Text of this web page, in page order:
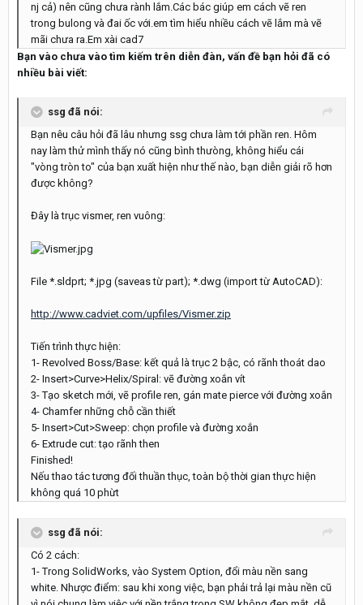
nj cả) nên cũng chưa rành lắm.Các bác giúp em cách vẽ ren
trong bulong và đai ốc với.em tìm hiểu nhiều cách vẽ lắm mà vẽ
mãi chưa ra.Em xài cad7
Bạn vào chưa vào tìm kiếm trên diễn đàn, vấn đề bạn hỏi đã có
nhiều bài viết:
ssg đã nói:
Bạn nêu câu hỏi đã lâu nhưng ssg chưa làm tới phần ren. Hôm
nay làm thử mình thấy nó cũng bình thưòng, không hiểu cái
"vòng tròn to" của bạn xuất hiện như thế nào, bạn diễn giải rõ hơn
được không?
Đây là trục vismer, ren vuông:
File *.sldprt; *.jpg (saveas từ part); *.dwg (import từ AutoCAD):
http://www.cadviet.com/upfiles/Vismer.zip
Tiến trình thực hiện:
1- Revolved Boss/Base: kết quả là trục 2 bậc, có rãnh thoát dao
2- Insert>Curve>Helix/Spiral: vẽ đường xoắn vít
3- Tạo sketch mới, vẽ profile ren, gán mate pierce với đường xoắn
4- Chamfer những chỗ cần thiết
5- Insert>Cut>Sweep: chọn profile và đường xoắn
6- Extrude cut: tạo rãnh then
Finished!
Nếu thao tác tương đối thuần thục, toàn bộ thời gian thực hiện
không quá 10 phừt
ssg đã nói:
Có 2 cách:
1- Trong SolidWorks, vào System Option, đổi màu nền sang
white. Nhược điểm: sau khi xong việc, bạn phải trả lại màu nền cũ